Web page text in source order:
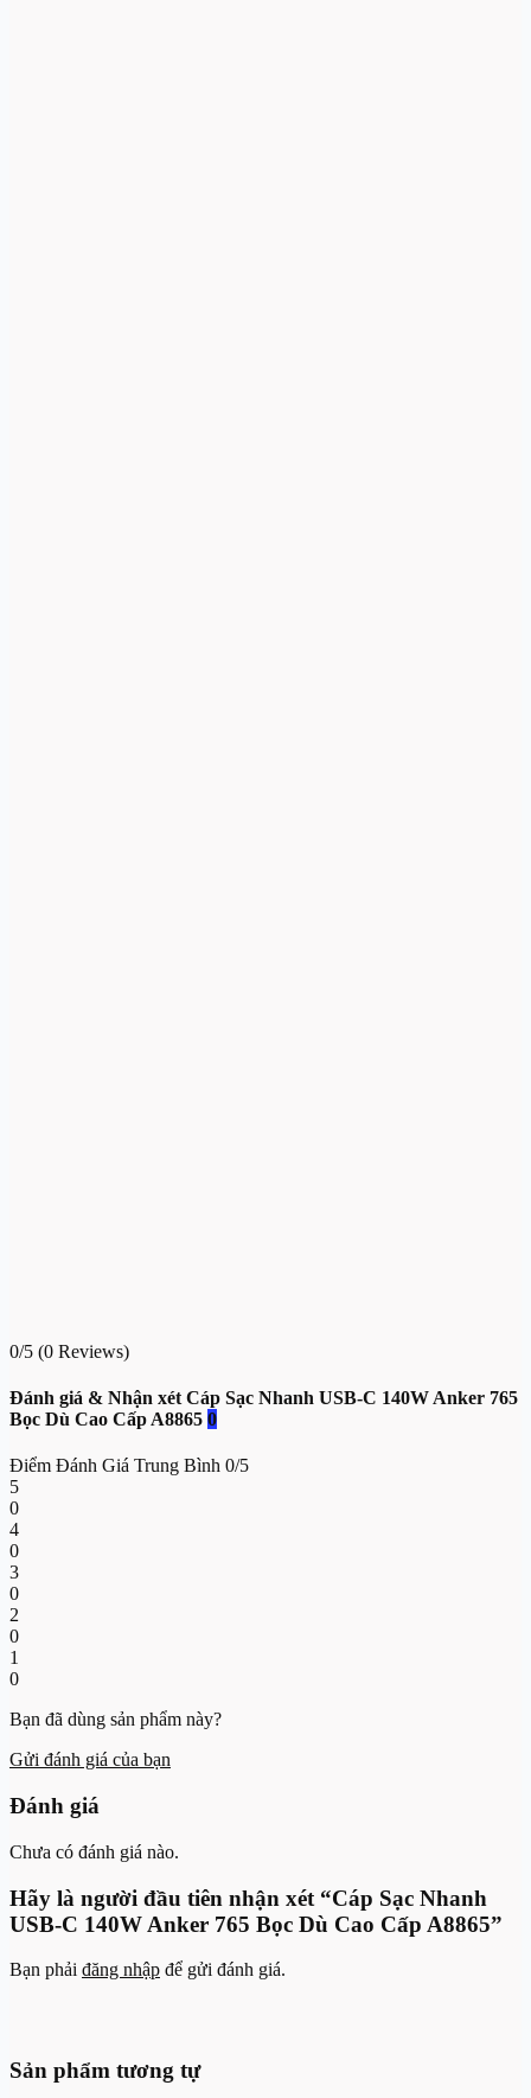
0/5 (0 Reviews)
Đánh giá & Nhận xét Cáp Sạc Nhanh USB-C 140W Anker 765
Bọc Dù Cao Cấp A8865 0
Điểm Đánh Giá Trung Bình 0/5
5
0
4
0
3
0
2
0
1
0
Bạn đã dùng sản phẩm này?
Gửi đánh giá của bạn
Đánh giá
Chưa có đánh giá nào.
Hãy là người đầu tiên nhận xét “Cáp Sạc Nhanh
USB-C 140W Anker 765 Bọc Dù Cao Cấp A8865”
Bạn phải đăng nhập để gửi đánh giá.
Sản phẩm tương tự